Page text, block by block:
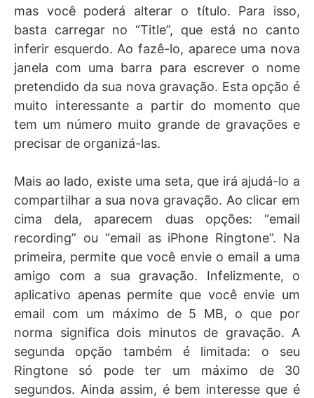
mas você poderá alterar o título. Para isso,
basta carregar no “Title”, que está no canto
inferir esquerdo. Ao fazê-lo, aparece uma nova
janela com uma barra para escrever o nome
pretendido da sua nova gravação. Esta opção é
muito interessante a partir do momento que
tem um número muito grande de gravações e
precisar de organizá-las.
Mais ao lado, existe uma seta, que irá ajudá-lo a
compartilhar a sua nova gravação. Ao clicar em
cima dela, aparecem duas opções: “email
recording” ou “email as iPhone Ringtone”. Na
primeira, permite que você envie o email a uma
amigo com a sua gravação. Infelizmente, o
aplicativo apenas permite que você envie um
email com um máximo de 5 MB, o que por
norma significa dois minutos de gravação. A
segunda opção também é limitada: o seu
Ringtone só pode ter um máximo de 30
segundos. Ainda assim, é bem interesse que é